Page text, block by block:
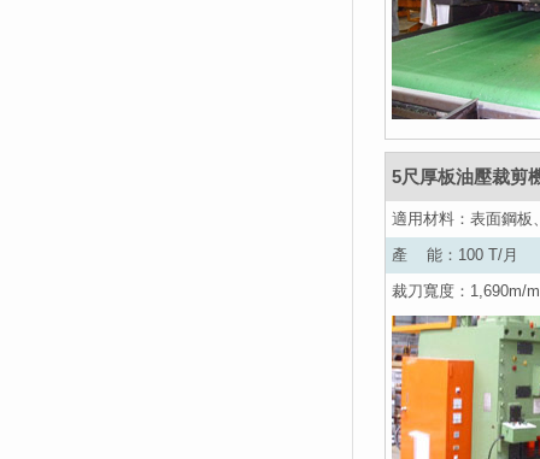
5尺厚板油壓裁剪
適用材料：表面鋼板
產 能：100 T/月
裁刀寬度：1,690m/